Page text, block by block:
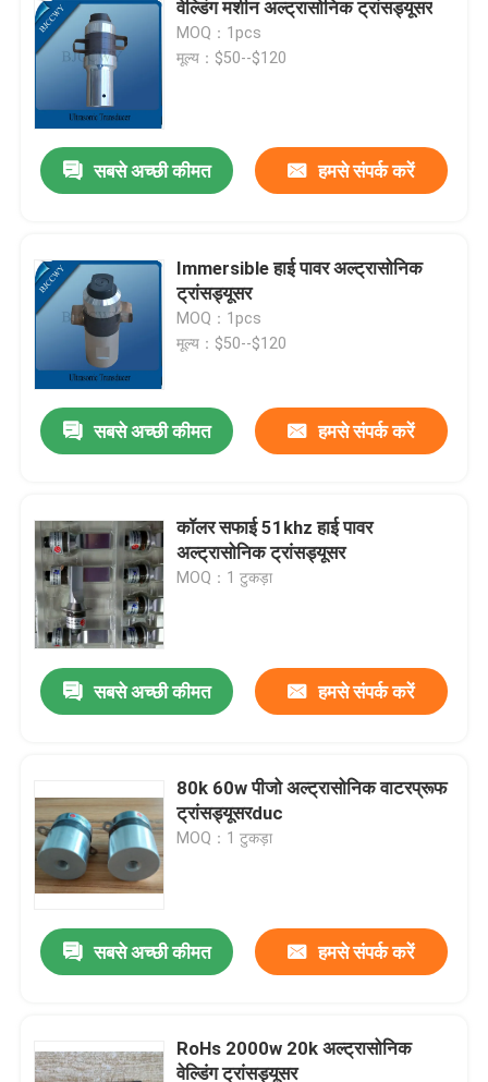
वेल्डिंग मशीन अल्ट्रासोनिक ट्रांसड्यूसर
MOQ：1pcs
मूल्य：$50--$120
सबसे अच्छी कीमत हमसे संपर्क करें
Immersible हाई पावर अल्ट्रासोनिक
ट्रांसड्यूसर
MOQ：1pcs
मूल्य：$50--$120
सबसे अच्छी कीमत हमसे संपर्क करें
कॉलर सफाई 51khz हाई पावर
अल्ट्रासोनिक ट्रांसड्यूसर
MOQ：1 टुकड़ा
सबसे अच्छी कीमत हमसे संपर्क करें
80k 60w पीजो अल्ट्रासोनिक वाटरप्रूफ
ट्रांसड्यूसरduc
MOQ：1 टुकड़ा
सबसे अच्छी कीमत हमसे संपर्क करें
RoHs 2000w 20k अल्ट्रासोनिक
वेल्डिंग ट्रांसड्यूसर